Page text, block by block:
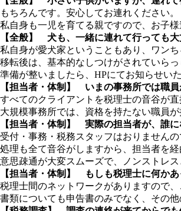
もちろんです。安心してお連れください。
私自身も一児を育てる親ですので、お子
【全般】 犬も、一緒に連れて行っても大
私自身が愛犬家ということもあり、ワン
移転後は、基本的なしつけがされていら
準備が整いましたら、HPにてお知らせいた
【担当者・体制】 いまの事務所では職
すべてのクライアントを税理士の音谷が直
大規模事務所では、資格を持たない職員
【担当者・体制】 実際の担当者が、誰
受付・事務・税務スタッフはおりません
処理も全て音谷がしますから、担当者を
意思疎通が大変スムーズで、ノンストレス
【担当者・体制】 もしも税理士に何か
税理士間のネットワークがありますので、
書類についても申告書のみでなく、その